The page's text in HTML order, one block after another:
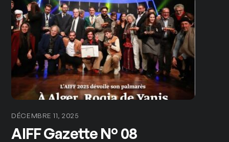
DÉCEMBRE 11, 2025
AIFF Gazette N° 08